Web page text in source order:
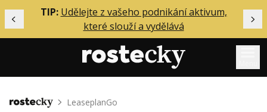
Předchozí
TIP: Udělejte z vašeho podnikání aktivum,
které slouží a vydělává
Mentoring
Domů LeaseplanGo